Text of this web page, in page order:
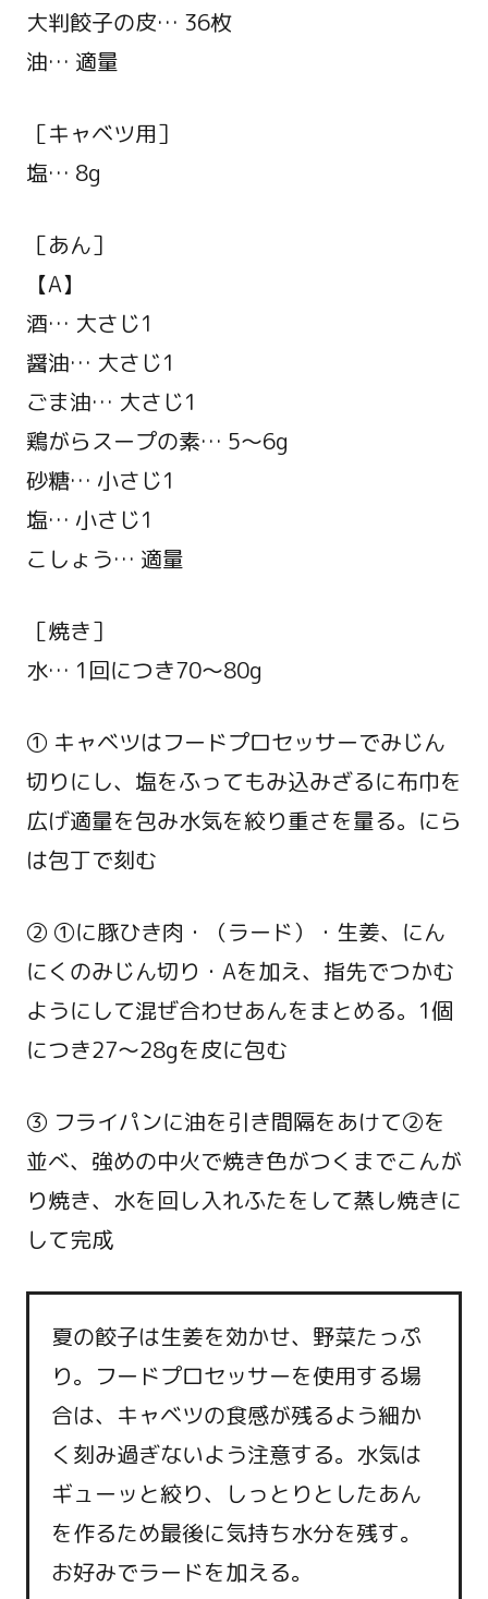
大判餃子の皮… 36枚
油… 適量
［キャベツ用］
塩… 8g
［あん］
【A】
酒… 大さじ1
醤油… 大さじ1
ごま油… 大さじ1
鶏がらスープの素… 5～6g
砂糖… 小さじ1
塩… 小さじ1
こしょう… 適量
［焼き］
水… 1回につき70～80g
① キャベツはフードプロセッサーでみじん
切りにし、塩をふってもみ込みざるに布巾を
広げ適量を包み水気を絞り重さを量る。にら
は包丁で刻む
② ①に豚ひき肉・（ラード）・生姜、にん
にくのみじん切り・Aを加え、指先でつかむ
ようにして混ぜ合わせあんをまとめる。1個
につき27～28gを皮に包む
③ フライパンに油を引き間隔をあけて②を
並べ、強めの中火で焼き色がつくまでこんが
り焼き、水を回し入れふたをして蒸し焼きに
して完成
夏の餃子は生姜を効かせ、野菜たっぷ
り。フードプロセッサーを使用する場
合は、キャベツの食感が残るよう細か
く刻み過ぎないよう注意する。水気は
ギューッと絞り、しっとりとしたあん
を作るため最後に気持ち水分を残す。
お好みでラードを加える。